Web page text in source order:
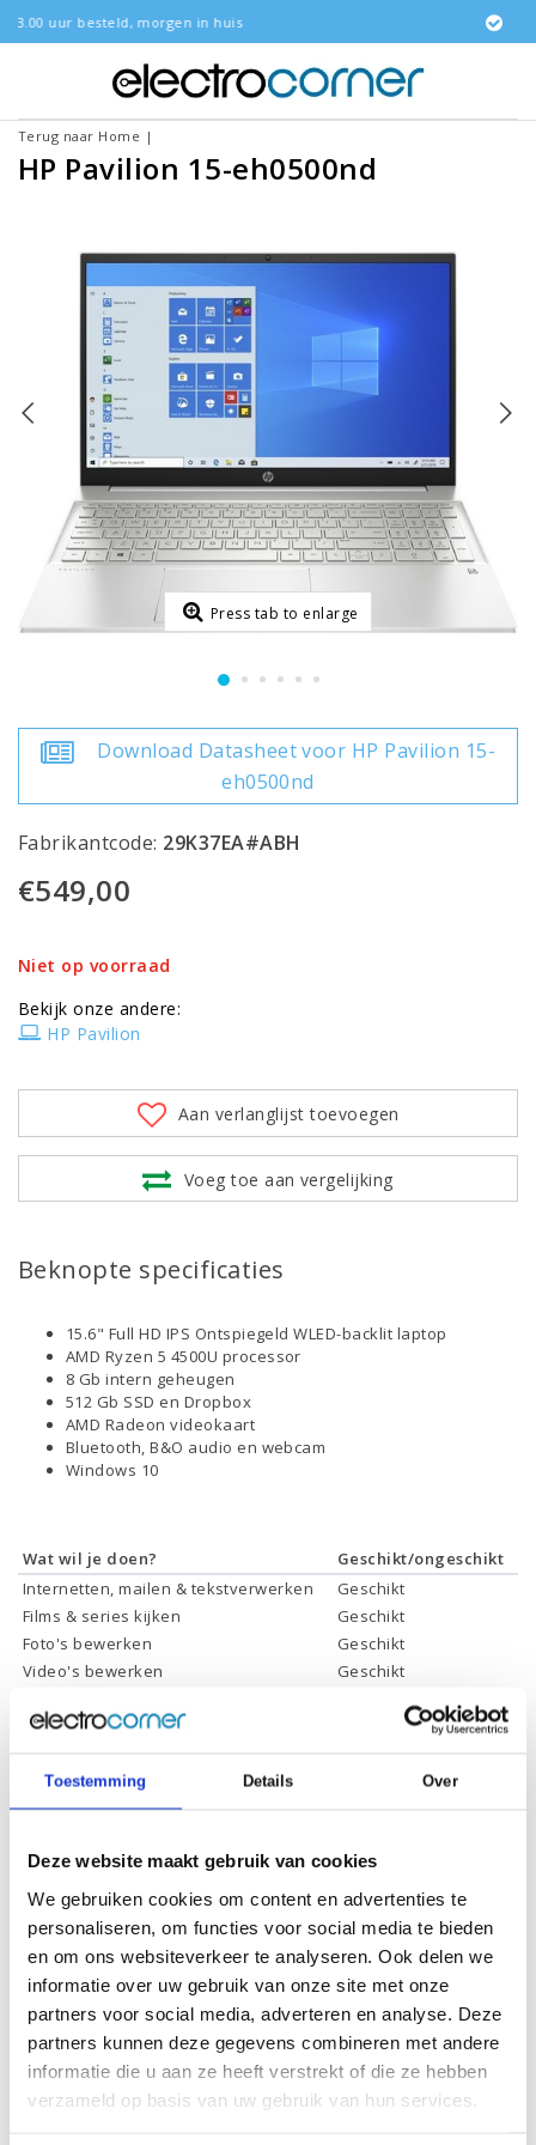
Toestemming Details Over
Deze website maakt gebruik van cookies
We gebruiken cookies om content en advertenties te
personaliseren, om functies voor social media te bieden
en om ons websiteverkeer te analyseren. Ook delen we
informatie over uw gebruik van onze site met onze
partners voor social media, adverteren en analyse. Deze
partners kunnen deze gegevens combineren met andere
informatie die u aan ze heeft verstrekt of die ze hebben
verzameld op basis van uw gebruik van hun services.
in huis
Terug naar Home |
HP Pavilion 15-eh0500nd
Press tab to enlarge
Download Datasheet voor HP Pavilion 15-
eh0500nd
Fabrikantcode: 29K37EA#ABH
€549,00
Niet op voorraad
Bekijk onze andere:
HP Pavilion
Aan verlanglijst toevoegen
Voeg toe aan vergelijking
Beknopte specificaties
15.6" Full HD IPS Ontspiegeld WLED-backlit laptop
AMD Ryzen 5 4500U processor
8 Gb intern geheugen
512 Gb SSD en Dropbox
AMD Radeon videokaart
Bluetooth, B&O audio en webcam
Windows 10
Wat wil je doen?
Geschikt/ongeschikt
Internetten, mailen & tekstverwerken
Geschikt
Films & series kijken
Geschikt
Foto's bewerken
Geschikt
Video's bewerken
Geschikt
* Systeemvereisten zijn sterk afhankelijk van de games die u wilt spelen,
Specificaties
Schermdiagonaal:
15.6 inch (39,6 cm)
Scherm resolutie:
1920 x 1080 (Full HD)
Touchscreen:
-
Scherm omklapbaar:
-
Processor:
AMD Ryzen 5 4500U